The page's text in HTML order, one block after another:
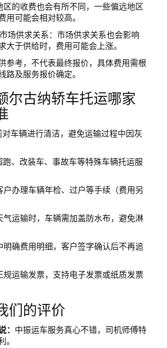
的收费也会有所不同，一些偏远地区
用可能会相对较高。
场供求关系：市场供求关系也会影响
大于供给时，费用可能会上涨。
参考，不代表最终报价，具体费用需根
路及服务报价确定。
尔古纳轿车托运哪家
车辆进行清洁，避免运输过程中因灰
、改装车、事故车等特殊车辆托运服
办理车辆年检、过户等手续（费用另
运输时，车辆需加盖防水布，避免淋
确费用明细，客户签字确认后不再追
规运输发票，支持电子发票或纸质发票
们的评价
： 中振运车服务真心不错，司机师傅特
。